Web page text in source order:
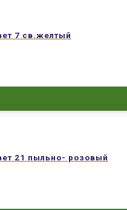
7 св.желтый
21 пыльно- розовый